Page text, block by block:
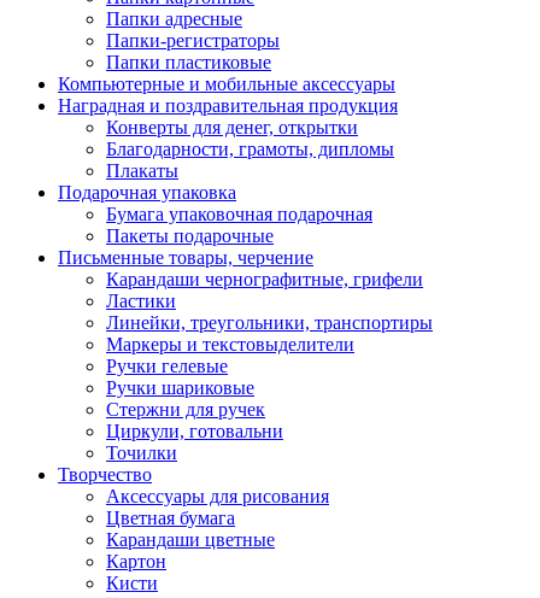
Папки адресные
Папки-регистраторы
Папки пластиковые
Компьютерные и мобильные аксессуары
Наградная и поздравительная продукция
Конверты для денег, открытки
Благодарности, грамоты, дипломы
Плакаты
Подарочная упаковка
Бумага упаковочная подарочная
Пакеты подарочные
Письменные товары, черчение
Карандаши чернографитные, грифели
Ластики
Линейки, треугольники, транспортиры
Маркеры и текстовыделители
Ручки гелевые
Ручки шариковые
Стержни для ручек
Циркули, готовальни
Точилки
Творчество
Аксессуары для рисования
Цветная бумага
Карандаши цветные
Картон
Кисти